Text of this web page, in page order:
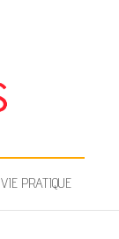
VIE PRATIQUE